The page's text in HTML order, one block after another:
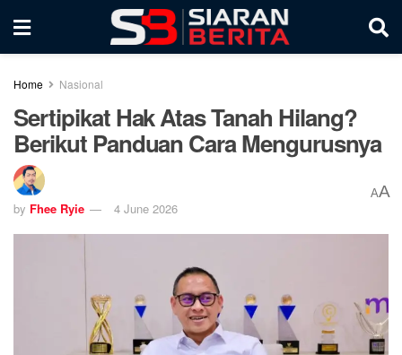
Home Nasional
Sertipikat Hak Atas Tanah Hilang?
Berikut Panduan Cara Mengurusnya
by Fhee Ryie 4 June 2026
AA